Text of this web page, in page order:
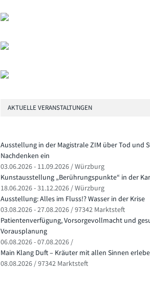
AKTUELLE VERANSTALTUNGEN
Ausstellung in der Magistrale ZIM über Tod und
Nachdenken ein
03.06.2026 - 11.09.2026 / Würzburg
Kunstausstellung „Berührungspunkte“ in der
18.06.2026 - 31.12.2026 / Würzburg
Ausstellung: Alles im Fluss!? Wasser in der Krise
03.08.2026 - 27.08.2026 / 97342 Marktsteft
Patientenverfügung, Vorsorgevollmacht und
Vorausplanung
06.08.2026 - 07.08.2026 /
Main Klang Duft – Kräuter mit allen Sinnen
08.08.2026 / 97342 Marktsteft